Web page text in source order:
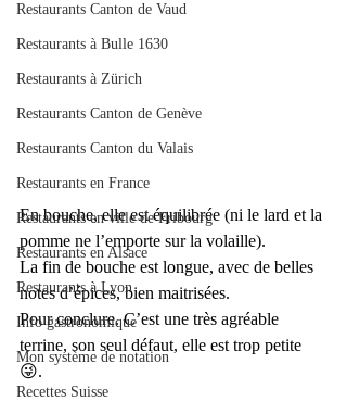
Restaurants Canton de Vaud
Restaurants à Bulle 1630
Restaurants à Zürich
Restaurants Canton de Genève
Restaurants Canton du Valais
Restaurants en France
Restaurants en ville de Fribourg
Restaurants en Alsace
Restaurants à Lyon
Info gastronomique
Mon système de notation
Recettes Suisse
En bouche, elle est équilibrée (ni le lard et la
pomme ne l’emporte sur la volaille).
La fin de bouche est longue, avec de belles
notes d’épices, bien maitrisées.
Pour conclure. C’est une très agréable
terrine, son seul défaut, elle est trop petite
😜.